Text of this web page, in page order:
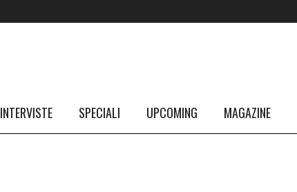
INTERVISTE SPECIALI UPCOMING MAGAZINE